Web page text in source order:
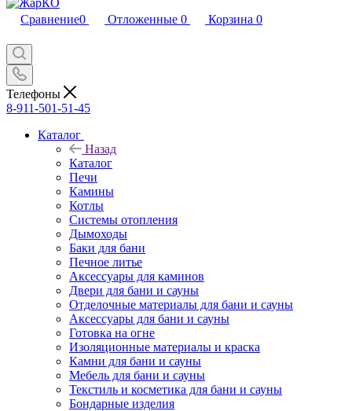
Сравнение0 Отложенные 0 Корзина 0
Телефоны
8-911-501-51-45
Каталог
Назад
Каталог
Печи
Камины
Котлы
Системы отопления
Дымоходы
Баки для бани
Печное литье
Аксессуары для каминов
Двери для бани и сауны
Отделочные материалы для бани и сауны
Аксессуары для бани и сауны
Готовка на огне
Изоляционные материалы и краска
Камни для бани и сауны
Мебель для бани и сауны
Текстиль и косметика для бани и сауны
Бондарные изделия